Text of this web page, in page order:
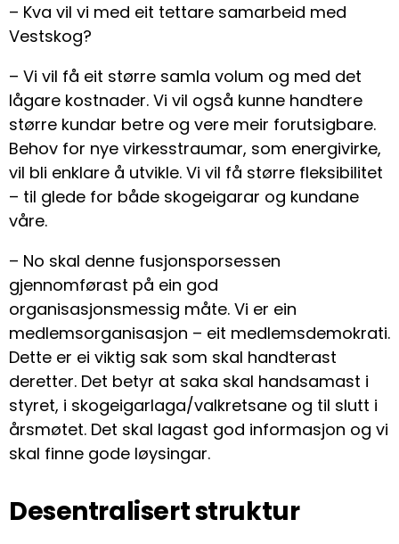
– Kva vil vi med eit tettare samarbeid med
Vestskog?
– Vi vil få eit større samla volum og med det
lågare kostnader. Vi vil også kunne handtere
større kundar betre og vere meir forutsigbare.
Behov for nye virkesstraumar, som energivirke,
vil bli enklare å utvikle. Vi vil få større fleksibilitet
– til glede for både skogeigarar og kundane
våre.
– No skal denne fusjonsporsessen
gjennomførast på ein god
organisasjonsmessig måte. Vi er ein
medlemsorganisasjon – eit medlemsdemokrati.
Dette er ei viktig sak som skal handterast
deretter. Det betyr at saka skal handsamast i
styret, i skogeigarlaga/valkretsane og til slutt i
årsmøtet. Det skal lagast god informasjon og vi
skal finne gode løysingar.
Desentralisert struktur